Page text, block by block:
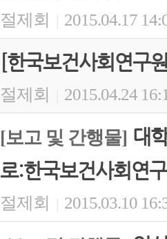
절제회 | 2015.04.17
[한국보건사회연구
절제회 2015.04.24
[보고 및 간행물] 대
로:한국보건사회연
절제회 | 2015.03.10